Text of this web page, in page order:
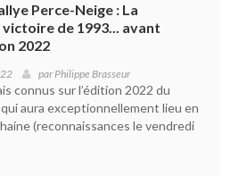
Perce-Neige : La
de 1993... avant
2022
parPhilippe Brasseur
connus sur l’édition 2022 du
aura exceptionnellement lieu en
(reconnaissances le vendredi